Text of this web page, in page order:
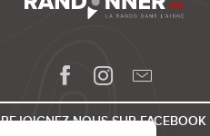
REJOIGNEZ-NOUS SUR FACEBOOK